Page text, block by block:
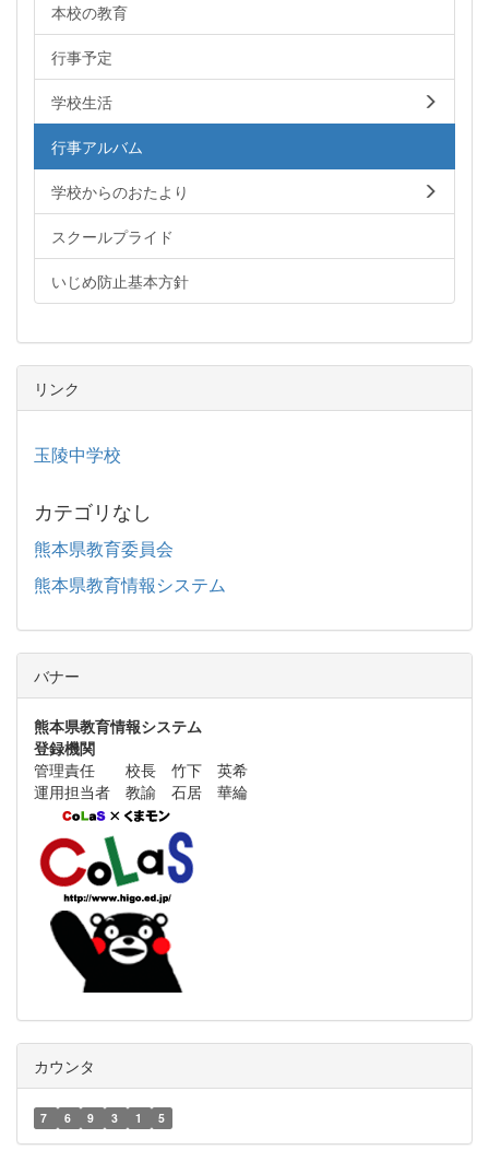
本校の教育
行事予定
学校生活
行事アルバム
学校からのおたより
スクールプライド
いじめ防止基本方針
リンク
玉陵中学校
カテゴリなし
熊本県教育委員会
熊本県教育情報システム
バナー
熊本県教育情報システム
登録機関
管理責任 校長 竹下 英希
運用担当者 教諭 石居 華綸
カウンタ
7 6 9 3 1 5